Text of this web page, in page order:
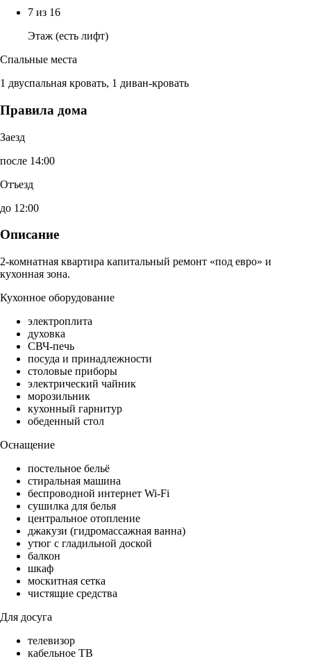
7 из 16
Этаж (есть лифт)
Спальные места
1 двуспальная кровать, 1 диван-кровать
Правила дома
Заезд
после 14:00
Отъезд
до 12:00
Описание
2-комнатная квартира капитальный ремонт «под евро» и
кухонная зона.
Кухонное оборудование
электроплита
духовка
СВЧ-печь
посуда и принадлежности
столовые приборы
электрический чайник
морозильник
кухонный гарнитур
обеденный стол
Оснащение
постельное бельё
стиральная машина
беспроводной интернет Wi-Fi
сушилка для белья
центральное отопление
джакузи (гидромассажная ванна)
утюг с гладильной доской
балкон
шкаф
москитная сетка
чистящие средства
Для досуга
телевизор
кабельное ТВ